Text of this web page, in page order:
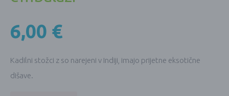
6,00 €
Kadilni stožci z so narejeni v Indiji, imajo prijetne eksotične
dišave.